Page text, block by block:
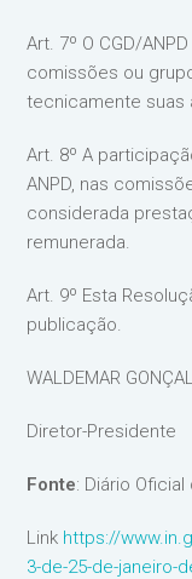
Art. 7º O CGD/
comissões ou
tecnicamente suas
Art. 8º A
ANPD, nas
considerada
remunerada.
Art. 9º Esta
publicação.
WALDEMAR
Diretor-Presidente
Fonte: Diário Oficial
Link https://
3-de-25-de-janeiro-